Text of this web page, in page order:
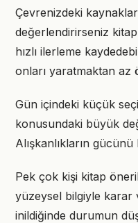
Çevrenizdeki
değerlendirirseniz
hızlı ilerleme
onları yaratmaktan az
Gün içindeki küçük
konusundaki büyük
Alışkanlıkların
Pek çok kişi kitap
yüzeysel bilgiyle karar
inildiğinde durumun